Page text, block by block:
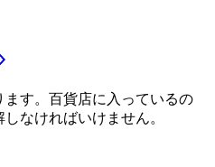
す。百貨店に入っているの
なければいけません。